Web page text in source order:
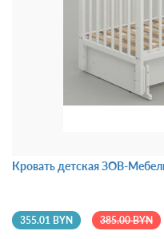
Кровать детская ЗОВ-
355.01 BYN 385.00 BYN